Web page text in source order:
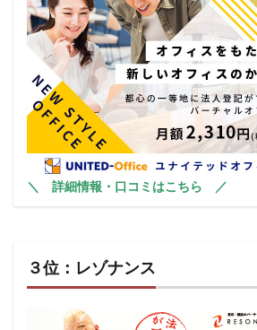
＼ 詳細情報・口コミはこちら ／
３位：レゾナンス